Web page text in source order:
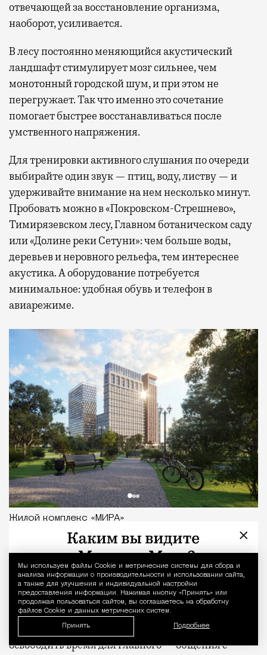
Уведомление
Мы используем файлы Сookie и метрические системы для сбора и
анализа информации о производительности и использовании сайта,
а также для улучшения и индивидуальной настройки
предоставления информации. Нажимая кнопку «Принять» или
продолжая пользоваться сайтом, вы соглашаетесь на обработку
файлов Cookie и данных метрических систем.
Принять Подробнее
отвечающей за восстановление организма,
наоборот, усиливается.
В лесу постоянно меняющийся акустический
ландшафт стимулирует мозг сильнее, чем
монотонный городской шум, и при этом не
перегружает. Так что именно это сочетание
помогает быстрее восстанавливаться после
умственного напряжения.
Для тренировки активного слушания по очереди
выбирайте один звук — птиц, воду, листву — и
удерживайте внимание на нем несколько минут.
Пробовать можно в «Покровском-Стрешнево»,
Тимирязевском лесу, Главном ботаническом саду
или «Долине реки Сетуни»: чем больше воды,
деревьев и неровного рельефа, тем интереснее
акустика. А оборудование потребуется
минимальное: удобная обувь и телефон в
авиарежиме.
Жилой комплекс «МИРА»
свои проекты рядом с парками и
лесными массивами, девелопер MR учитывает
современные исследования о пользе зеленых зон,
но не ограничивается ими. Каждый проект
позволяет реализовать различные жизненные
сценарии в пределах жилого комплекса и
освободить время для главного — общения с
×